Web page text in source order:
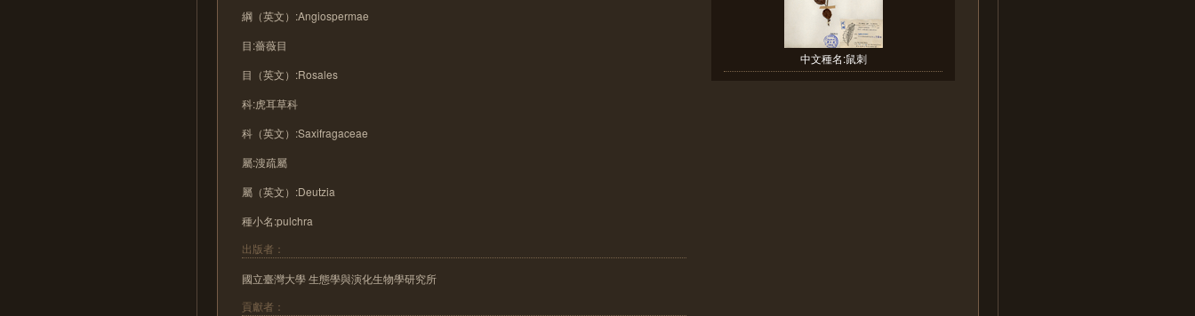
綱（英文）:Angiospermae
目:薔薇目
目（英文）:Rosales
科:虎耳草科
科（英文）:Saxifragaceae
屬:溲疏屬
屬（英文）:Deutzia
種小名:pulchra
出版者：
國立臺灣大學 生態學與演化生物學研究所
貢獻者：
中文種名:鼠刺